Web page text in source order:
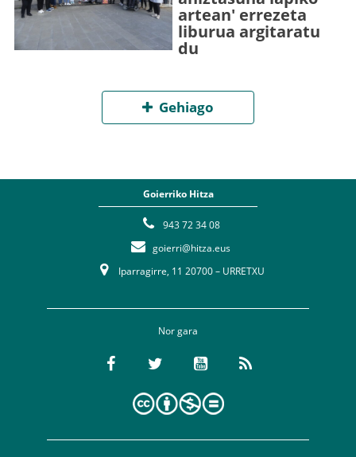
artean' errezeta
liburua argitaratu
du
Gehiago
Goierriko Hitza
943 72 34 08
goierri@hitza.eus
Iparragirre, 11 20700 – URRETXU
Nor gara